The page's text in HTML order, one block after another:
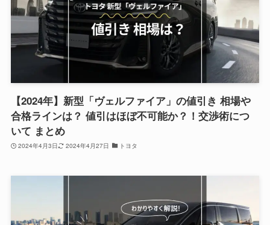
【2024年】新型「ヴェルファイア」の値引き 相場や
合格ラインは？ 値引はほぼ不可能か？！交渉術につ
いて まとめ
2024年4月3日 2024年4月27日 トヨタ